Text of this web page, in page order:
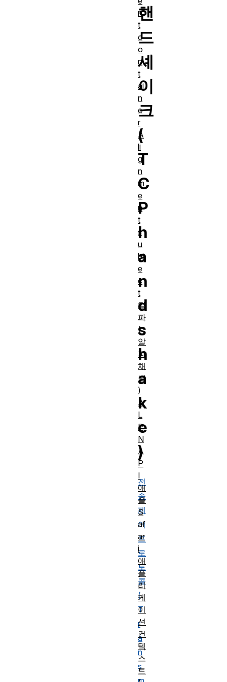
핸
드
셰
이
크
(
T
C
P
h
a
n
d
s
h
a
k
e
)
전
송
제
어
프
로
토
콜
(
T
r
a
n
s
n
t
c
o
n
t
ai
n
e
r
A
li
g
n
m
e
n
t
s
u
bj
e
c
t
알
파
(
알
파
채
널
)
A
L
P
N
A
P
I
애
플
S
af
ar
i
애
플
리
케
이
션
컨
텍
스
트